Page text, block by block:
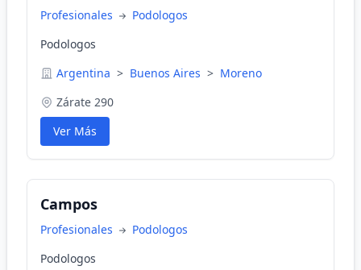
Profesionales
Podologos
Podologos
Argentina > Buenos Aires > Moreno
Zárate 290
Ver Más
Campos
Profesionales
Podologos
Podologos